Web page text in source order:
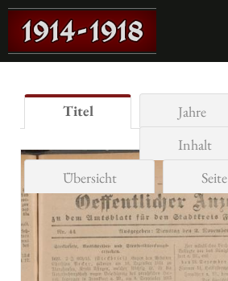
Titel
Jahre
Inhalt
Übersicht
Seite